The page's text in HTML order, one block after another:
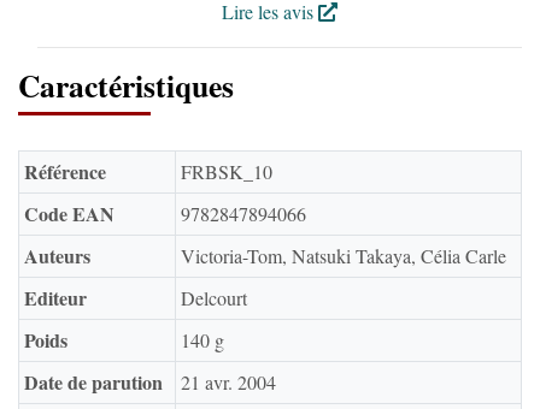
Lire les avis
Caractéristiques
Référence FRBSK_10
Code EAN 9782847894066
Auteurs Victoria-Tom, Natsuki Takaya, Célia Carle
Editeur Delcourt
Poids 140 g
Date de parution 21 avr. 2004